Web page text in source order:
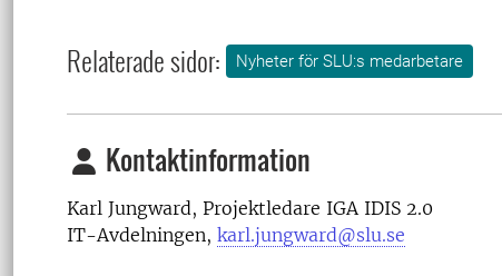
Relaterade sidor: Nyheter för SLU:s medarbetare
Kontaktinformation
Karl Jungward, Projektledare IGA IDIS 2.0
IT-Avdelningen, karl.jungward@slu.se